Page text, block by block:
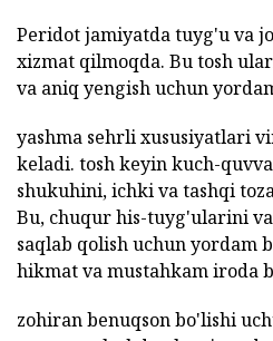
Peridot jamiyatda tuyg'u va
xizmat qilmoqda. Bu tosh
va aniq yengish uchun
yashma sehrli xususiyatlari
keladi. tosh keyin kuch-
shukuhini, ichki va tashqi
Bu, chuqur his-tuyg'ularini
saqlab qolish uchun yordam
hikmat va mustahkam iroda
zohiran benuqson bo'lishi